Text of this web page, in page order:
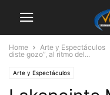
Home Arte y Espectáculos
diste gozo”, al ritmo del...
Arte y Espectáculos